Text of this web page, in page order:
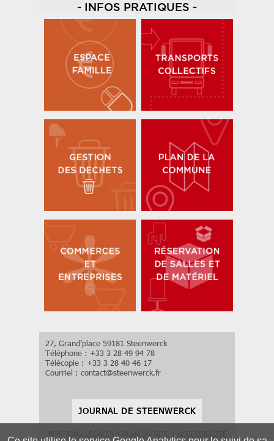
- INFOS PRATIQUES -
27, Grand’place 59181 Steenwerck
Téléphone : +33 3 28 49 94 78
Télécopie : +33 3 28 40 46 17
Courriel : contact@steenwerck.fr
JOURNAL DE STEENWERCK